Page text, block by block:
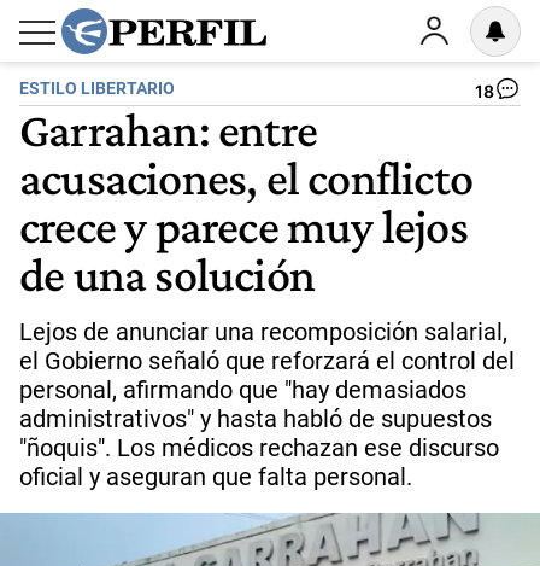
ESTILO LIBERTARIO 18
Garrahan: entre
acusaciones, el conflicto
crece y parece muy lejos
de una solución
Lejos de anunciar una recomposición salarial,
el Gobierno señaló que reforzará el control del
personal, afirmando que "hay demasiados
administrativos" y hasta habló de supuestos
"ñoquis". Los médicos rechazan ese discurso
oficial y aseguran que falta personal.